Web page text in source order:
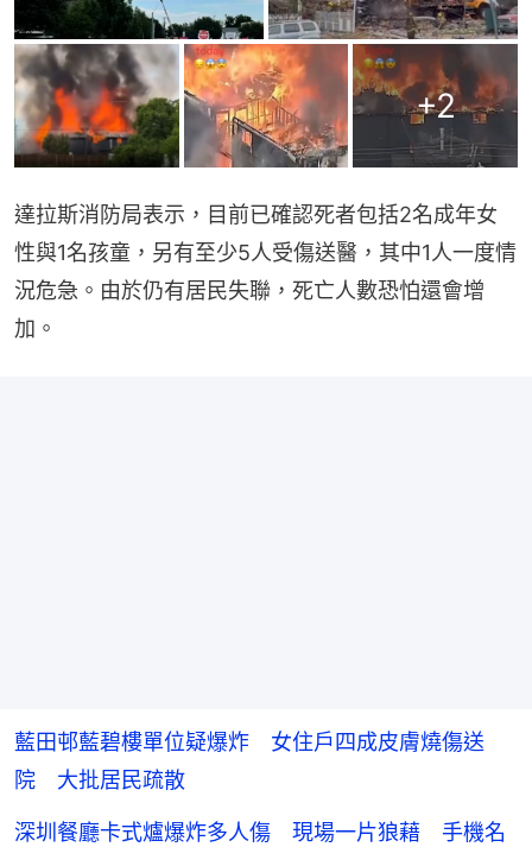
+2
達拉斯消防局表示，目前已確認死者包括2名成年女
性與1名孩童，另有至少5人受傷送醫，其中1人一度情
況危急。由於仍有居民失聯，死亡人數恐怕還會增
加。
藍田邨藍碧樓單位疑爆炸 女住戶四成皮膚燒傷送
院 大批居民疏散
深圳餐廳卡式爐爆炸多人傷 現場一片狼藉 手機名